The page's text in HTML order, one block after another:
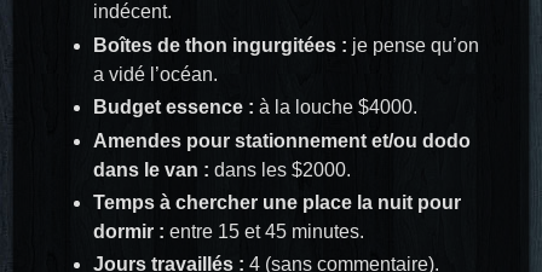
indécent.
Boîtes de thon ingurgitées : je pense qu’on
a vidé l’océan.
Budget essence : à la louche $4000.
Amendes pour stationnement et/ou dodo
dans le van : dans les $2000.
Temps à chercher une place la nuit pour
dormir : entre 15 et 45 minutes.
Jours travaillés : 4 (sans commentaire).